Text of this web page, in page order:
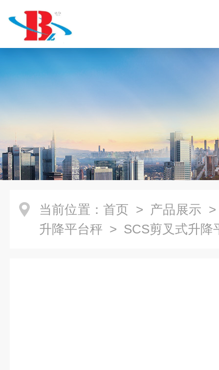
当前位置： 首页 > 产品展示
升降平台秤 > SCS剪叉式升降